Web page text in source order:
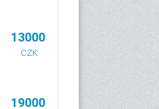
13000
CZK
19000